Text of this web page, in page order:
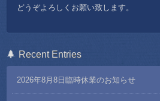
どうぞよろしくお願い致します。
Recent Entries
2026年8月8日臨時休業のお知らせ